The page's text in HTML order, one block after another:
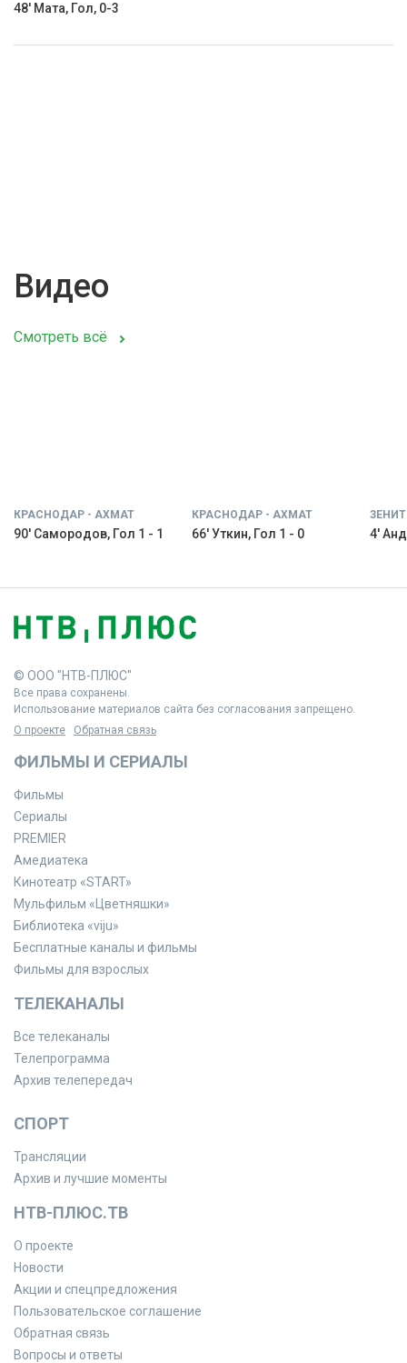
48' Мата, Гол, 0-3
Видео
Смотреть всё
КРАСНОДАР - АХМАТ
90' Самородов, Гол 1 - 1
КРАСНОДАР - АХМАТ
66' Уткин, Гол 1 - 0 4'
© ООО "НТВ-ПЛЮС"
Все права сохранены.
Использование материалов сайта без согласования запрещено.
О проекте
Обратная связь
ФИЛЬМЫ И СЕРИАЛЫ
Фильмы
Сериалы
PREMIER
Амедиатека
Кинотеатр «START»
Мульфильм «Цветняшки»
Библиотека «viju»
Бесплатные каналы и фильмы
Фильмы для взрослых
ТЕЛЕКАНАЛЫ
Все телеканалы
Телепрограмма
Архив телепередач
СПОРТ
Трансляции
Архив и лучшие моменты
НТВ-ПЛЮС.ТВ
О проекте
Новости
Акции и спецпредложения
Пользовательское соглашение
Обратная связь
Вопросы и ответы